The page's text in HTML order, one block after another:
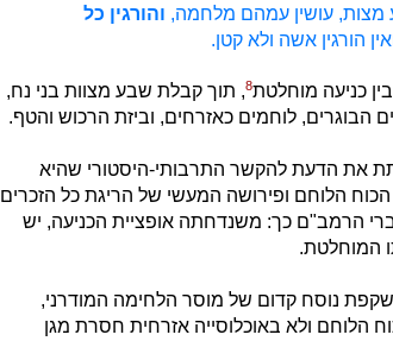
מצות, עושין עמהם מלחמה, והורגין כל
הורגין אשה ולא קטן.
כניעה מוחלטת8, תוך קבלת שבע מצוות בני נח,
לוחמים כאזרחים, וביזת הרכוש והטף.
את הדעת להקשר התרבותי-היסטורי שהיא
הלוחם ופירושה המעשי של הריגת כל הזכרים
הרמב"ם כך: משנדחתה אופציית הכניעה, יש
המוחלטת.
נוסח קדום של מוסר הלחימה המודרני,
הלוחם ולא באוכלוסייה אזרחית חסרת מגן